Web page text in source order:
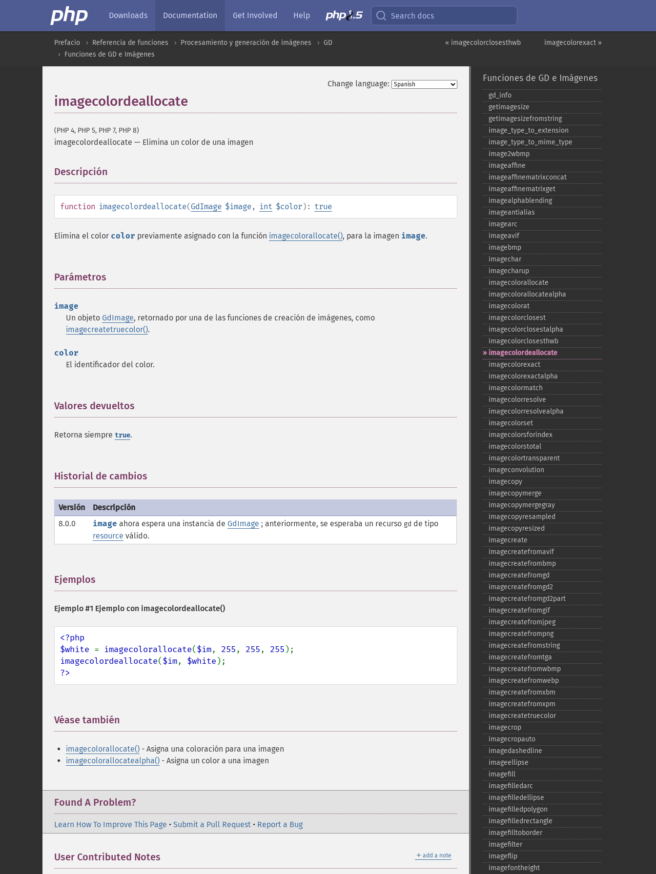
Downloads Documentation Get Involved Help Search docs
imagecolorexact »
« imagecolorclosesthwb
Prefacio Referencia de funciones Procesamiento y generación de imágenes
GD
Funciones de GD e Imágenes
Change language:
imagecolordeallocate
(PHP 4, PHP 5, PHP 7, PHP 8)
imagecolordeallocate — Elimina un color de una imagen
Descripción
function imagecolordeallocate(GdImage $image, int $color): true
Elimina el color color previamente asignado con la función imagecolorallocate(), para la imagen image.
Parámetros
image
Un objeto GdImage, retornado por una de las funciones de creación de imágenes, como
imagecreatetruecolor().
color
El identificador del color.
Valores devueltos
Retorna siempre true.
Historial de cambios
Versión
Descripción
8.0.0
image ahora espera una instancia de GdImage ; anteriormente, se esperaba un recurso gd de tipo
resource válido.
Ejemplos
Ejemplo #1 Ejemplo con imagecolordeallocate()
<?php
$white = imagecolorallocate($im, 255, 255, 255
imagecolordeallocate($im, $white
?>
Véase también
imagecolorallocate() - Asigna una coloración para una imagen
imagecolorallocatealpha() - Asigna un color a una imagen
Found A Problem?
Learn How To Improve This Page • Submit a Pull Request • Report a Bug
＋ add a note
User Contributed Notes
Funciones de GD e Imágenes
gd_​info
getimagesize
getimagesizefromstring
image_​type_​to_​extension
image_​type_​to_​mime_​type
image2wbmp
imageaffine
imageaffinematrixconcat
imageaffinematrixget
imagealphablending
imageantialias
imagearc
imageavif
imagebmp
imagechar
imagecharup
imagecolorallocate
imagecolorallocatealpha
imagecolorat
imagecolorclosest
imagecolorclosestalpha
imagecolorclosesthwb
imagecolordeallocate
imagecolorexact
imagecolorexactalpha
imagecolormatch
imagecolorresolve
imagecolorresolvealpha
imagecolorset
imagecolorsforindex
imagecolorstotal
imagecolortransparent
imageconvolution
imagecopy
imagecopymerge
imagecopymergegray
imagecopyresampled
imagecopyresized
imagecreate
imagecreatefromavif
imagecreatefrombmp
imagecreatefromgd
imagecreatefromgd2
imagecreatefromgd2part
imagecreatefromgif
imagecreatefromjpeg
imagecreatefrompng
imagecreatefromstring
imagecreatefromtga
imagecreatefromwbmp
imagecreatefromwebp
imagecreatefromxbm
imagecreatefromxpm
imagecreatetruecolor
imagecrop
imagecropauto
imagedashedline
imageellipse
imagefill
imagefilledarc
imagefilledellipse
imagefilledpolygon
imagefilledrectangle
imagefilltoborder
imagefilter
imageflip
imagefontheight